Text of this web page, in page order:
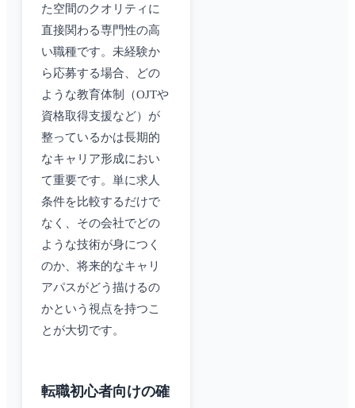
た空間のクオリティに
直接関わる専門性の高
い職種です。未経験か
ら応募する場合、どの
ような教育体制（OJTや
資格取得支援など）が
整っているかは長期的
なキャリア形成におい
て重要です。単に求人
条件を比較するだけで
なく、その会社でどの
ような技術が身につく
のか、将来的なキャリ
アパスがどう描けるの
かという視点を持つこ
とが大切です。
転職初心者向けの確